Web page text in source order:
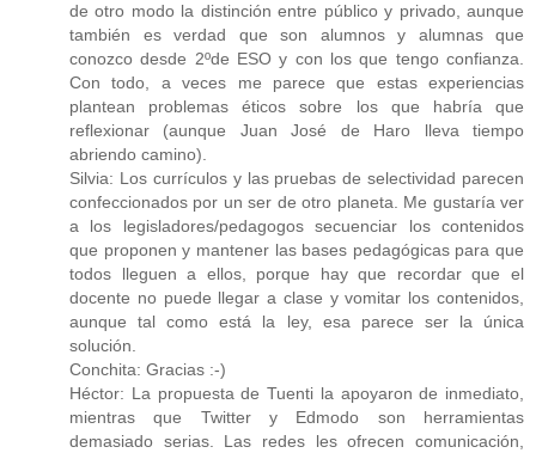
de otro modo la distinción entre público y privado, aunque
también es verdad que son alumnos y alumnas que
conozco desde 2ºde ESO y con los que tengo confianza.
Con todo, a veces me parece que estas experiencias
plantean problemas éticos sobre los que habría que
reflexionar (aunque Juan José de Haro lleva tiempo
abriendo camino).
Silvia: Los currículos y las pruebas de selectividad parecen
confeccionados por un ser de otro planeta. Me gustaría ver
a los legisladores/pedagogos secuenciar los contenidos
que proponen y mantener las bases pedagógicas para que
todos lleguen a ellos, porque hay que recordar que el
docente no puede llegar a clase y vomitar los contenidos,
aunque tal como está la ley, esa parece ser la única
solución.
Conchita: Gracias :-)
Héctor: La propuesta de Tuenti la apoyaron de inmediato,
mientras que Twitter y Edmodo son herramientas
demasiado serias. Las redes les ofrecen comunicación,